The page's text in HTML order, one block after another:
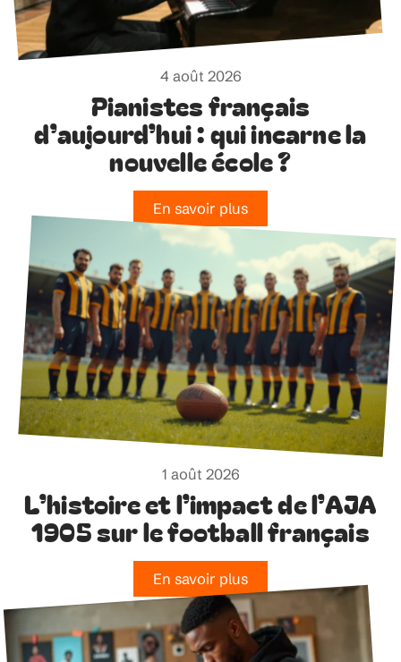
4 août 2026
Pianistes français
d’aujourd’hui : qui incarne la
nouvelle école ?
En savoir plus
1 août 2026
L’histoire et l’impact de l’AJA
1905 sur le football français
En savoir plus